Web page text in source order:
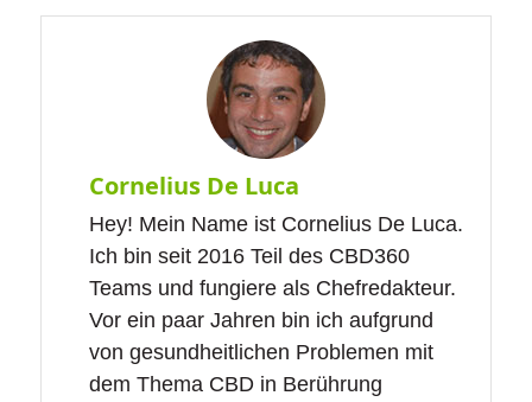
Cornelius De Luca
Hey! Mein Name ist Cornelius De Luca.
Ich bin seit 2016 Teil des CBD360
Teams und fungiere als Chefredakteur.
Vor ein paar Jahren bin ich aufgrund
von gesundheitlichen Problemen mit
dem Thema CBD in Berührung